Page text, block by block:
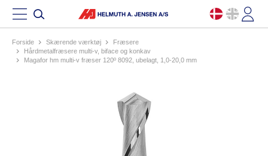
Forside skærende værktøj
fræsere
hårdmetalfræsere multi-v, biface og konkav
magafor hm multi-v fræser 120º 8092, ubelagt, 1,0-20,0 mm